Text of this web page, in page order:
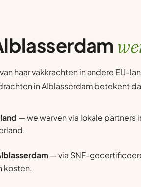
haar vakkrachten in andere EU-
in Alblasserdam betekent
— we werven via lokale
— via SNF-
kosten.